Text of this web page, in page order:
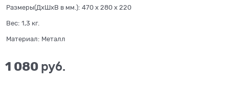
Размеры(ДхШхВ в мм.): 470 x 280 x 220
Вес: 1,3 кг.
Материал: Металл
1 080 руб.